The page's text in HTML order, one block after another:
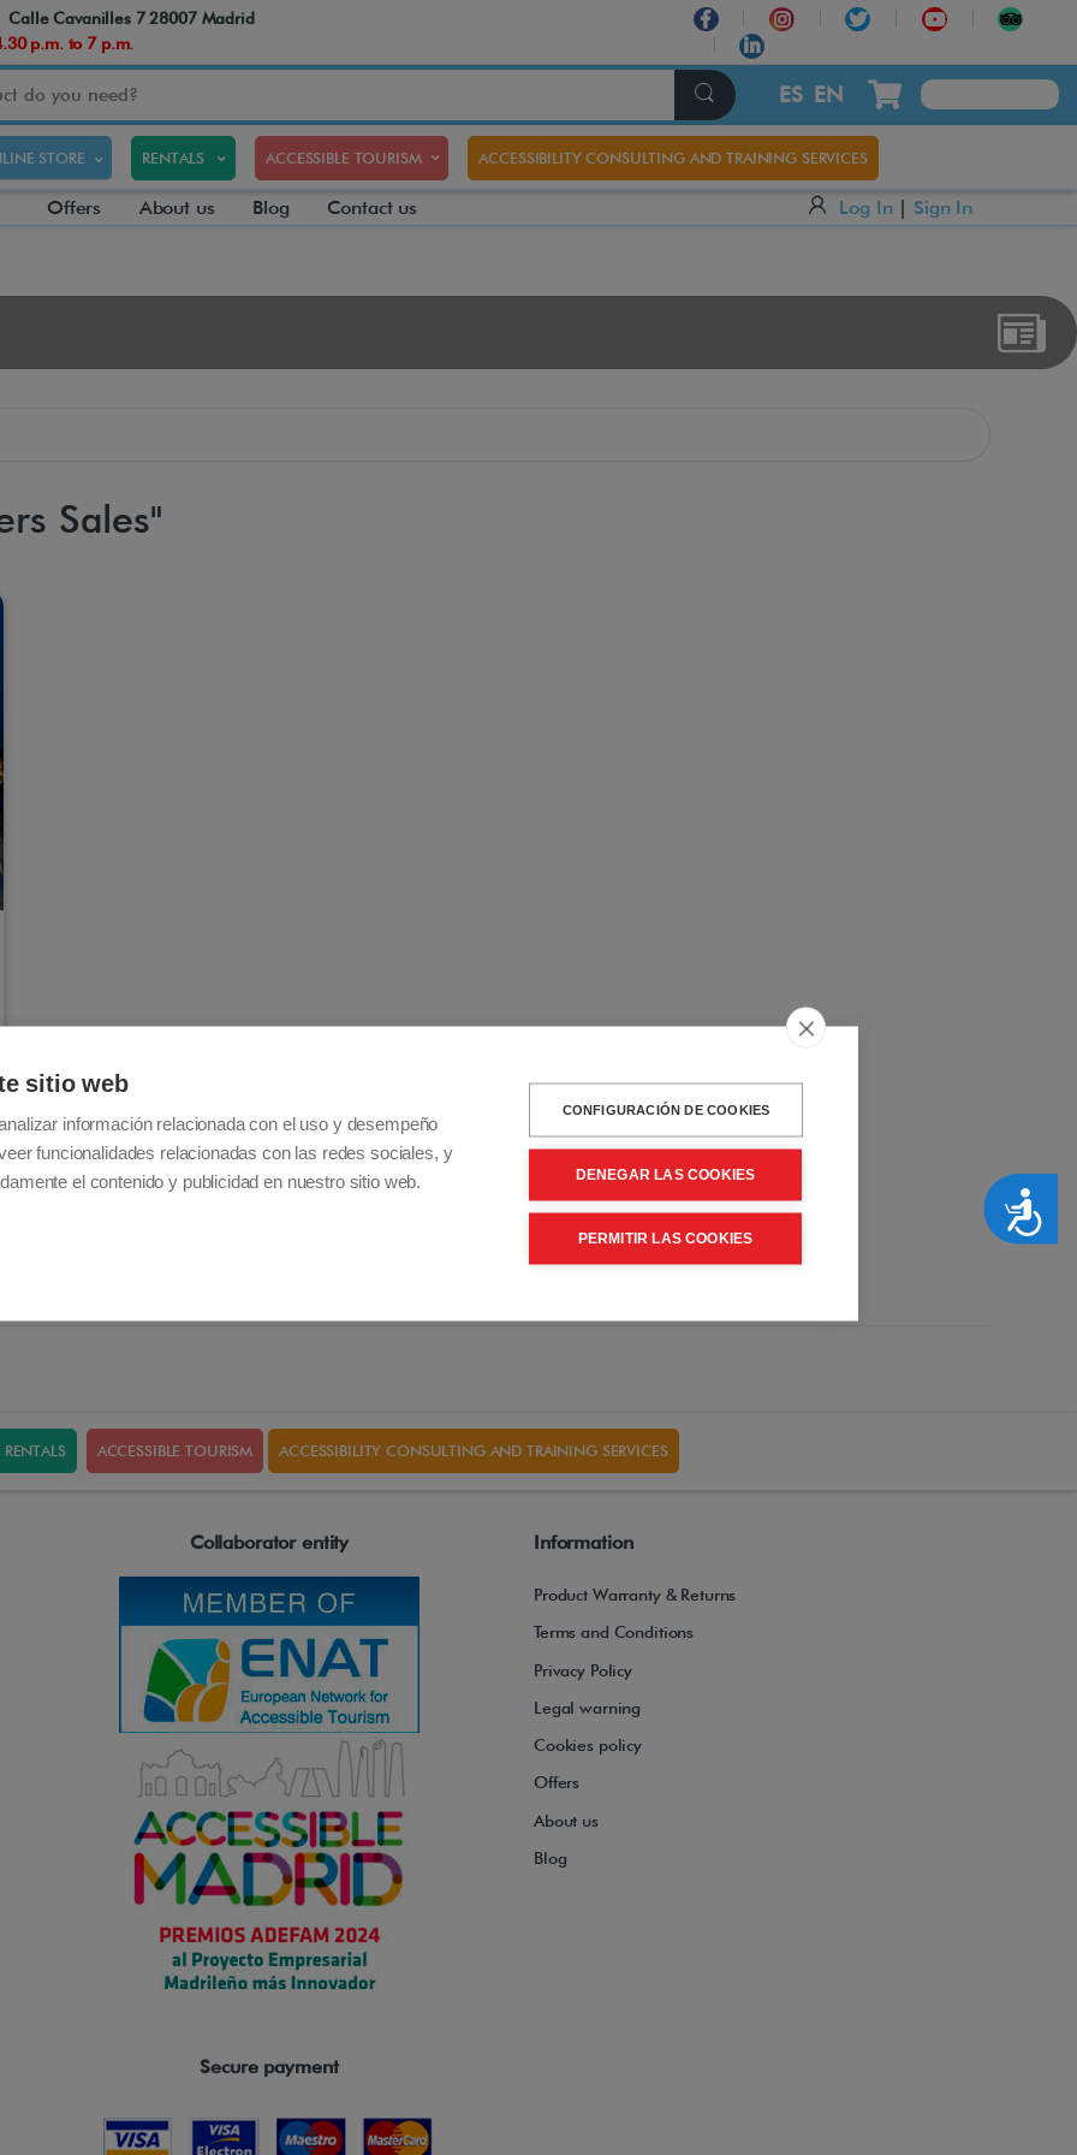
Accesibilidad
Calle Cavanilles 7 28007 Madrid
p.m. to 7 p.m.
ES EN
STORE RENTALS ACCESSIBLE TOURISM ACCESSIBILITY CONSULTING AND TRAINING SERVICES
Offers About us Blog Contact us Log In | Sign In
Sales"
RENTALS ACCESSIBLE TOURISM ACCESSIBILITY CONSULTING AND TRAINING SERVICES
Collaborator entity
Secure payment
Information
Product Warranty & Returns
Terms and Conditions
Privacy Policy
Legal warning
Cookies policy
Offers
About us
Blog
sitio web
información relacionada con el uso y desempeño
funcionalidades relacionadas con las redes sociales, y
el contenido y publicidad en nuestro sitio web.
CONFIGURACIÓN DE COOKIES
DENEGAR LAS COOKIES
PERMITIR LAS COOKIES